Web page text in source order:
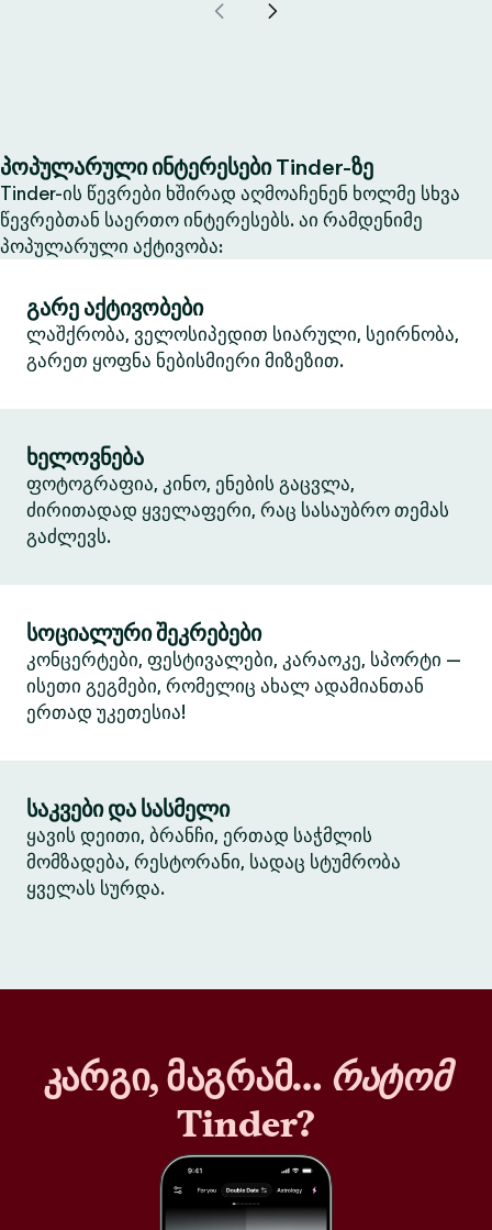
პოპულარული ინტერესები Tinder-ზე
Tinder-ის წევრები ხშირად აღმოაჩენენ ხოლმე სხვა
წევრებთან საერთო ინტერესებს. აი რამდენიმე
პოპულარული აქტივობა:
გარე აქტივობები
ლაშქრობა, ველოსიპედით სიარული, სეირნობა,
გარეთ ყოფნა ნებისმიერი მიზეზით.
ხელოვნება
ფოტოგრაფია, კინო, ენების გაცვლა,
ძირითადად ყველაფერი, რაც სასაუბრო თემას
გაძლევს.
სოციალური შეკრებები
კონცერტები, ფესტივალები, კარაოკე, სპორტი —
ისეთი გეგმები, რომელიც ახალ ადამიანთან
ერთად უკეთესია!
საკვები და სასმელი
ყავის დეითი, ბრანჩი, ერთად საჭმლის
მომზადება, რესტორანი, სადაც სტუმრობა
ყველას სურდა.
კარგი, მაგრამ… რატომ
Tinder?